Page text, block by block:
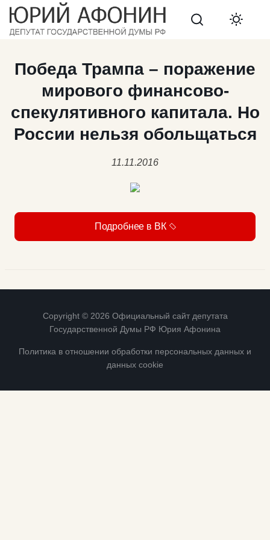
Search
Победа Трампа – поражение
мирового финансово-
спекулятивного капитала. Но
России нельзя обольщаться
11.11.2016
Подробнее в ВК
Copyright © 2026 Официальный сайт депутата
Государственной Думы РФ Юрия Афонина
Политика в отношении обработки персональных данных и
данных cookie